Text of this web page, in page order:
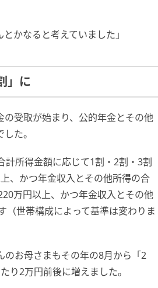
かなると考えていました」
」に
受取が始まり、公的年金とその他
た。
計所得金額に応じて1割・2割・3割
、かつ年金収入とその他所得の合
万円以上、かつ年金収入とその他
（世帯構成によって基準は変わりま
のお母さまもその年の8月から「2
り2万円前後に増えました。